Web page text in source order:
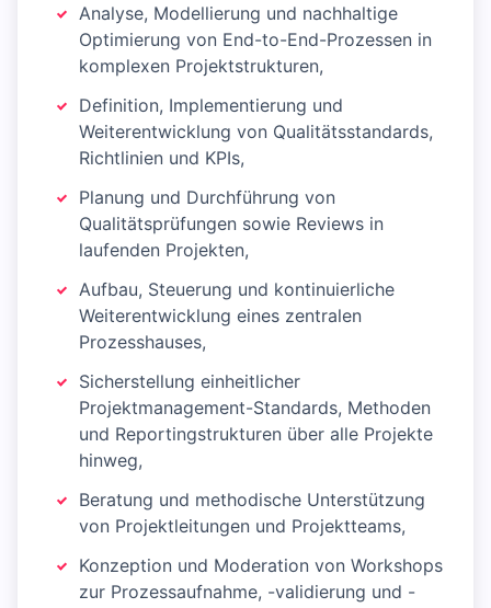
Analyse, Modellierung und nachhaltige
Optimierung von End-to-End-Prozessen in
komplexen Projektstrukturen,
Definition, Implementierung und
Weiterentwicklung von Qualitätsstandards,
Richtlinien und KPIs,
Planung und Durchführung von
Qualitätsprüfungen sowie Reviews in
laufenden Projekten,
Aufbau, Steuerung und kontinuierliche
Weiterentwicklung eines zentralen
Prozesshauses,
Sicherstellung einheitlicher
Projektmanagement-Standards, Methoden
und Reportingstrukturen über alle Projekte
hinweg,
Beratung und methodische Unterstützung
von Projektleitungen und Projektteams,
Konzeption und Moderation von Workshops
zur Prozessaufnahme, -validierung und -